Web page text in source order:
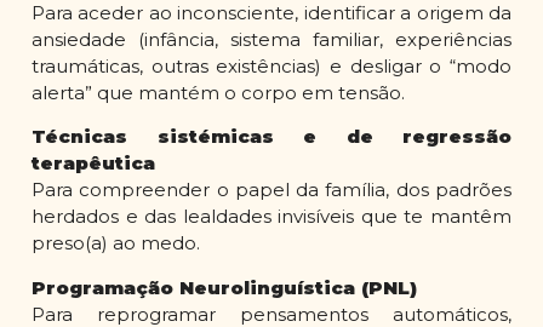
Para aceder ao inconsciente, identificar a origem da
ansiedade (infância, sistema familiar, experiências
traumáticas, outras existências) e desligar o “modo
alerta” que mantém o corpo em tensão.
Técnicas sistémicas e de regressão
terapêutica
Para compreender o papel da família, dos padrões
herdados e das lealdades invisíveis que te mantêm
preso(a) ao medo.
Programação Neurolinguística (PNL)
Para reprogramar pensamentos automáticos,